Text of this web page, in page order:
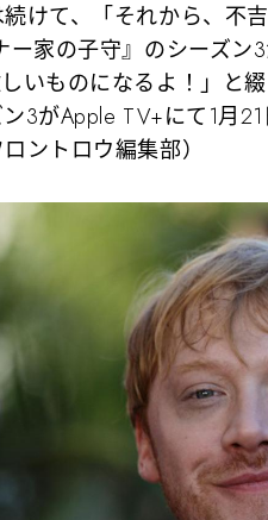
けて、「それから、不
ー家の子守』のシーズン
いものになるよ！」と
3がApple TV+にて1月
ントロウ編集部）